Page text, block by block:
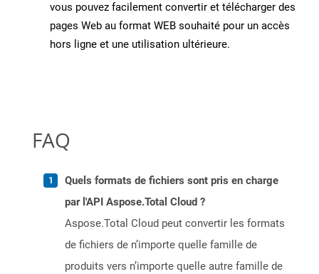
vous pouvez facilement convertir et télécharger des
pages Web au format WEB souhaité pour un accès
hors ligne et une utilisation ultérieure.
FAQ
Quels formats de fichiers sont pris en charge
par l'API Aspose.Total Cloud ?
Aspose.Total Cloud peut convertir les formats
de fichiers de n’importe quelle famille de
produits vers n’importe quelle autre famille de